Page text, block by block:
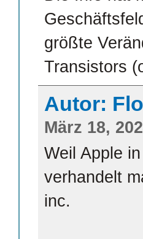
größte
Transistors
Autor:
März 18,
Weil Apple
verhandelt
inc.